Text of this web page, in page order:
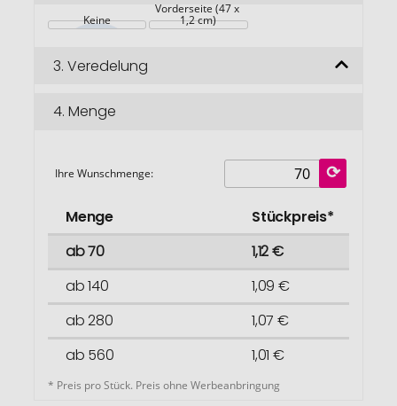
Keine
Vorderseite (47 x
1,2 cm)
3. Veredelung
4. Menge
Ihre Wunschmenge:
Menge
Stückpreis*
ab 70
1,12 €
ab 140
1,09 €
ab 280
1,07 €
ab 560
1,01 €
* Preis pro Stück. Preis ohne Werbeanbringung